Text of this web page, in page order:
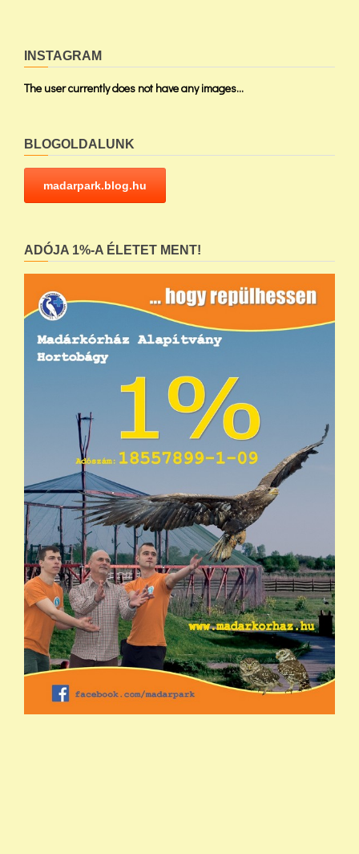
INSTAGRAM
The user currently does not have any images...
BLOGOLDALUNK
madarpark.blog.hu
ADÓJA 1%-A ÉLETET MENT!